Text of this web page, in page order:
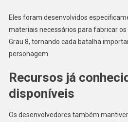
Eles foram desenvolvidos
materiais necessários para fabricar
Grau 8, tornando cada batalha
personagem.
Recursos já
disponíveis
Os desenvolvedores também